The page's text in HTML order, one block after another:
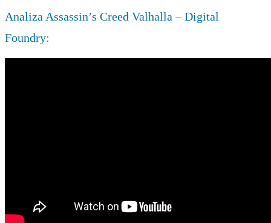
Analiza Assassin’s Creed Valhalla – Digital
Foundry: